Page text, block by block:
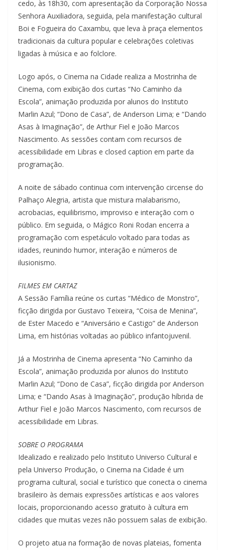
cedo, às 18h30, com apresentação da Corporação Nossa
Senhora Auxiliadora, seguida, pela manifestação cultural
Boi e Fogueira do Caxambu, que leva à praça elementos
tradicionais da cultura popular e celebrações coletivas
ligadas à música e ao folclore.
Logo após, o Cinema na Cidade realiza a Mostrinha de
Cinema, com exibição dos curtas “No Caminho da
Escola”, animação produzida por alunos do Instituto
Marlin Azul; “Dono de Casa”, de Anderson Lima; e “Dando
Asas à Imaginação”, de Arthur Fiel e João Marcos
Nascimento. As sessões contam com recursos de
acessibilidade em Libras e closed caption em parte da
programação.
A noite de sábado continua com intervenção circense do
Palhaço Alegria, artista que mistura malabarismo,
acrobacias, equilibrismo, improviso e interação com o
público. Em seguida, o Mágico Roni Rodan encerra a
programação com espetáculo voltado para todas as
idades, reunindo humor, interação e números de
ilusionismo.
FILMES EM CARTAZ
A Sessão Família reúne os curtas “Médico de Monstro”,
ficção dirigida por Gustavo Teixeira, “Coisa de Menina”,
de Ester Macedo e “Aniversário e Castigo” de Anderson
Lima, em histórias voltadas ao público infantojuvenil.
Já a Mostrinha de Cinema apresenta “No Caminho da
Escola”, animação produzida por alunos do Instituto
Marlin Azul; “Dono de Casa”, ficção dirigida por Anderson
Lima; e “Dando Asas à Imaginação”, produção híbrida de
Arthur Fiel e João Marcos Nascimento, com recursos de
acessibilidade em Libras.
SOBRE O PROGRAMA
Idealizado e realizado pelo Instituto Universo Cultural e
pela Universo Produção, o Cinema na Cidade é um
programa cultural, social e turístico que conecta o cinema
brasileiro às demais expressões artísticas e aos valores
locais, proporcionando acesso gratuito à cultura em
cidades que muitas vezes não possuem salas de exibição.
O projeto atua na formação de novas plateias, fomenta